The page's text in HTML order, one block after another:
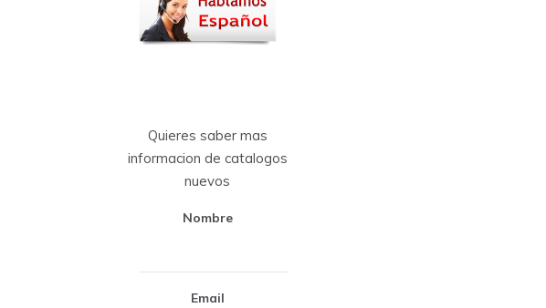
Quieres saber mas
informacion de catalogos
nuevos
Nombre
Email